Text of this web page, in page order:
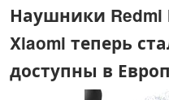
Наушники Redmi
Xiaomi теперь
доступны в